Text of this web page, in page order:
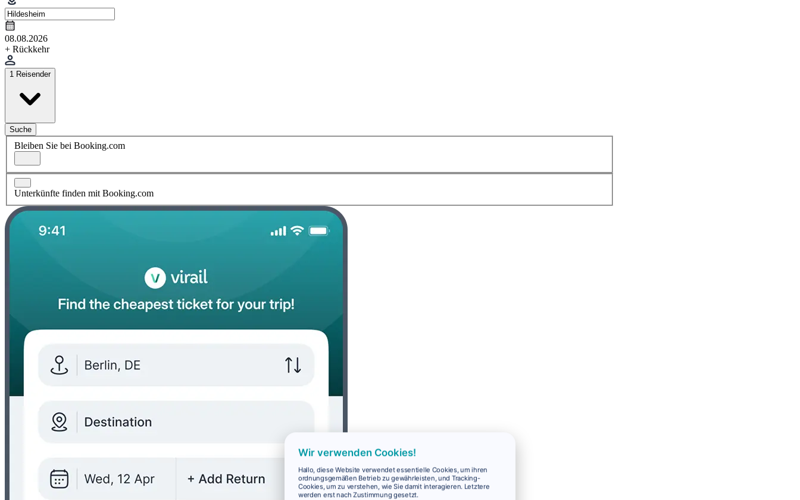
08.08.2026
+ Rückkehr
1 Reisender
Suche
Bleiben Sie bei Booking.com
Unterkünfte finden mit Booking.com
Wir verwenden Cookies!
Hallo, diese Website verwendet essentielle Cookies, um ihren
ordnungsgemäßen Betrieb zu gewährleisten, und Tracking-
Cookies, um zu verstehen, wie Sie damit interagieren. Letztere
werden erst nach Zustimmung gesetzt.